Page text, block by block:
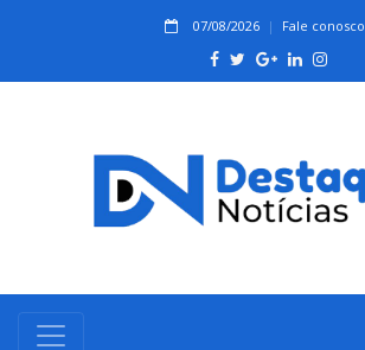
07/08/2026 Fale conosco